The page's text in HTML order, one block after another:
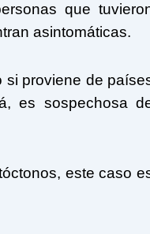
que
asintomáticas.
si proviene de
es sospechosa
este caso